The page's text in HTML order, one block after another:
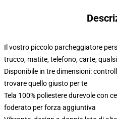
Il vostro piccolo parcheggiatore
trucco, matite, telefono, carte,
Disponibile in tre dimensioni:
trovare quello giusto per te
Tela 100% poliestere durevole con
foderato per forza aggiuntiva